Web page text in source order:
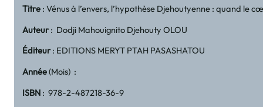
Titre : Vénus à l’envers, l’hypothèse Djehoutyenne : quand
Auteur: Dodji Mahouignito Djehouty OLOU
Éditeur: EDITIONS MERYT PTAH PASASHATOU
Année(Mois) :
ISBN : 978-2-487218-36-9